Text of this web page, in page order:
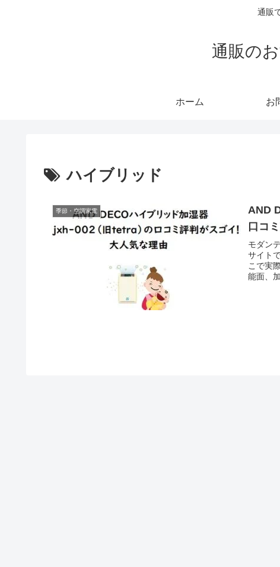
通販
通販の
ホーム お
ハイブリッド
季節・空調家電
AND
口コ
モダン
サイト
こで実
能面、